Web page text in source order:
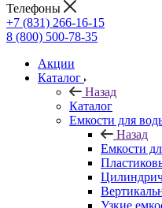
Телефоны
+7 (831) 266-16-15
8 (800) 500-78-35
Акции
Каталог
Назад
Каталог
Емкости для
Назад
Емкости
Узкие